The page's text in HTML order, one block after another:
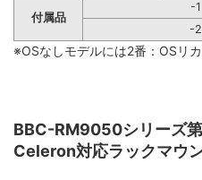
付属品
-1
-2
※OSなしモデルには2番：OSリ
BBC-RM9050シリーズ
Celeron対応ラックマウ